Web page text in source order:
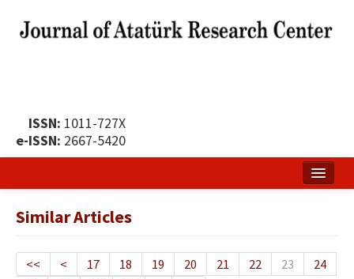
ISSN: 1011-727X
e-ISSN: 2667-5420
Publication Policy
Similar Articles
<< < 17 18 19 20 21 22 23
24